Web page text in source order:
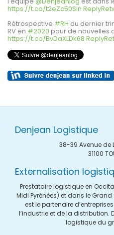
https://t.co/t2eZc50Sin Reply
Rétrospective #RH du dernier
RV en #2020 pour de nouvelles
https://t.co/BvDaXLDk68 Reply
Denjean Logistique
38-39 Avenue de
31100
Externalisation
Prestataire logistique en
Midi Pyrénées) et dans le
est le partenaire
l’industrie et de la distribution.
logistique du